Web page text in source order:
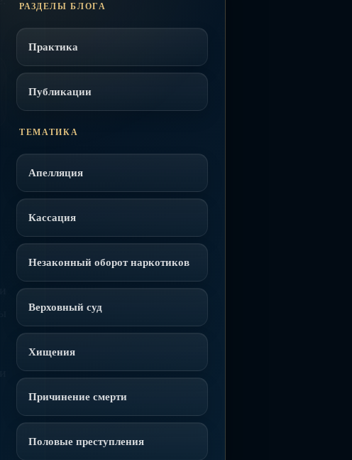
РАЗДЕЛЫ БЛОГА
Практика
Публикации
ТЕМАТИКА
Апелляция
Кассация
Незаконный оборот наркотиков
Верховный суд
Хищения
Причинение смерти
Половые преступления